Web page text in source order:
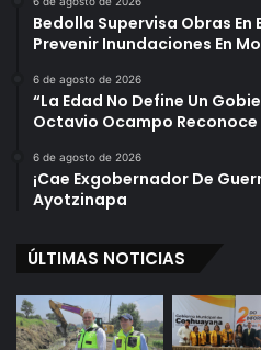
Bedolla Supervisa Obras En
Prevenir Inundaciones En
6 de agosto de 2026
“La Edad No Define Un
Octavio Ocampo
6 de agosto de 2026
¡Cae Exgobernador De
Ayotzinapa
ÚLTIMAS NOTICIAS